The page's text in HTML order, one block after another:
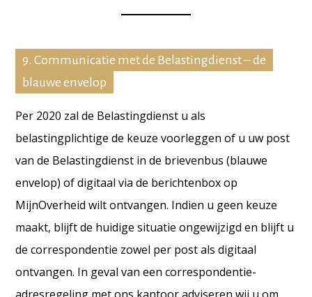
9. Communicatie met de Belastingdienst – de
blauwe envelop
Per 2020 zal de Belastingdienst u als
belastingplichtige de keuze voorleggen of u uw post
van de Belastingdienst in de brievenbus (blauwe
envelop) of digitaal via de berichtenbox op
MijnOverheid wilt ontvangen. Indien u geen keuze
maakt, blijft de huidige situatie ongewijzigd en blijft u
de correspondentie zowel per post als digitaal
ontvangen. In geval van een correspondentie-